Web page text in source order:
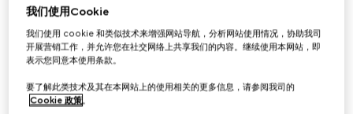
长方形镜框太阳眼镜
€ 410
相关款式银色金属
我们使用Cookie
我们使用 cookie 和类似技术来增强网站导航，分析网站使用情况，协助我司
开展营销工作，并允许您在社交网络上共享我们的内容。继续使用本网站，即
表示您同意本使用条款。
要了解此类技术及其在本网站上的使用相关的更多信息，请参阅我司的
Cookie 政策。